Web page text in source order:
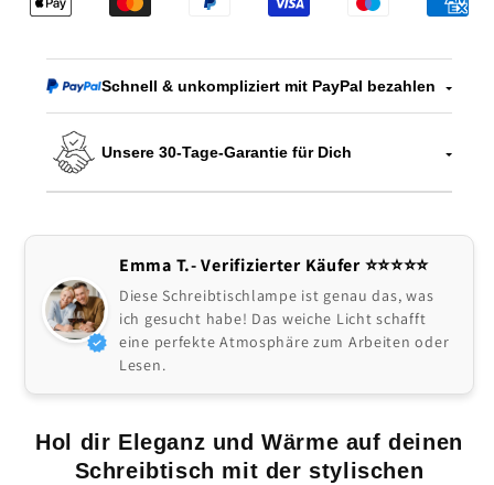
Schnell & unkompliziert mit PayPal bezahlen
Unsere 30-Tage-Garantie für Dich
Emma T.- Verifizierter Käufer ⭐️⭐️⭐️⭐️⭐
Diese Schreibtischlampe ist genau das, was
ich gesucht habe! Das weiche Licht schafft
eine perfekte Atmosphäre zum Arbeiten oder
Lesen.
Hol dir Eleganz und Wärme auf deinen
Schreibtisch mit der stylischen